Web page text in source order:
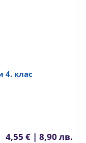
4. клас
4,55 € | 8,90 лв.